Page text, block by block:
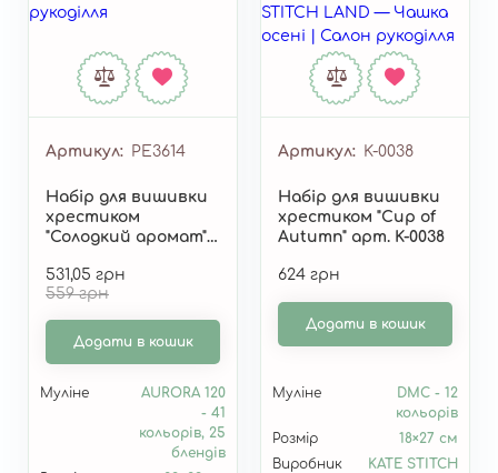
Артикул РЕ3614
Набір для вишивки
хрестиком
"Солодкий аромат"
531,05 грн
559 грн
Додати в кошик
Муліне
AURORA 120
- 41
кольорів, 25
блендів
Артикул K-0038
Набір для вишивки
хрестиком "Cup of
Autumn" арт. K-0038
624 грн
Додати в кошик
Муліне
DMC - 12
кольорів
Розмір
18×27 см
Виробник
KATE STITCH